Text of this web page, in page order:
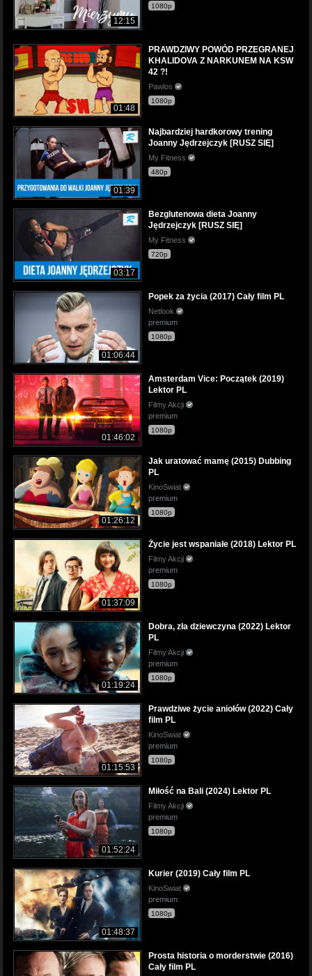
12:15
1080p
01:48
PRAWDZIWY POWÓD PRZEGRANEJ
KHALIDOVA Z NARKUNEM NA KSW
42 ?!
Pawlos
1080p
01:39
Najbardziej hardkorowy trening
Joanny Jędrzejczyk [RUSZ SIĘ]
My Fitness
480p
03:17
Bezglutenowa dieta Joanny
Jędrzejczyk [RUSZ SIĘ]
My Fitness
720p
01:06:44
Popek za życia (2017) Cały film PL
Netlook
premium
1080p
01:46:02
Amsterdam Vice: Początek (2019)
Lektor PL
Filmy Akcji
premium
1080p
01:26:12
Jak uratować mamę (2015) Dubbing
PL
KinoSwiat
premium
1080p
01:37:09
Życie jest wspaniałe (2018) Lektor PL
Filmy Akcji
premium
1080p
01:19:24
Dobra, zła dziewczyna (2022) Lektor
PL
Filmy Akcji
premium
1080p
01:15:53
Prawdziwe życie aniołów (2022) Cały
film PL
KinoSwiat
premium
1080p
01:52:24
Miłość na Bali (2024) Lektor PL
Filmy Akcji
premium
1080p
01:48:37
Kurier (2019) Cały film PL
KinoSwiat
premium
1080p
Prosta historia o morderstwie (2016)
Cały film PL